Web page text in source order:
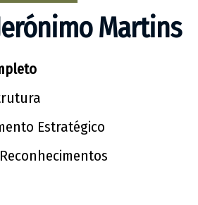
Martins
Estratégico